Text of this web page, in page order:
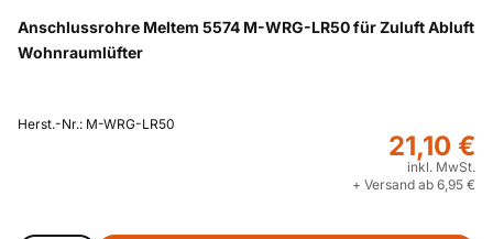
Anschlussrohre Meltem 5574 M-WRG-LR50 für Zuluft Abluft
Wohnraumlüfter
Herst.-Nr.: M-WRG-LR50
21,10 €
inkl. MwSt.
+ Versand ab 6,95 €